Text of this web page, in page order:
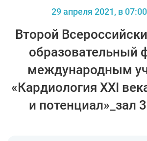
29 апреля 2021, в
Второй
образовательный
международным
«Кардиология XXI
и потенциал»_зал